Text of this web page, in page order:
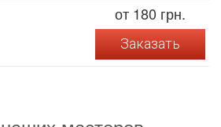
от 180 грн.
Заказать